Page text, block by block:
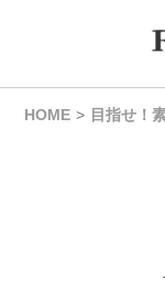
HOME 目指せ！